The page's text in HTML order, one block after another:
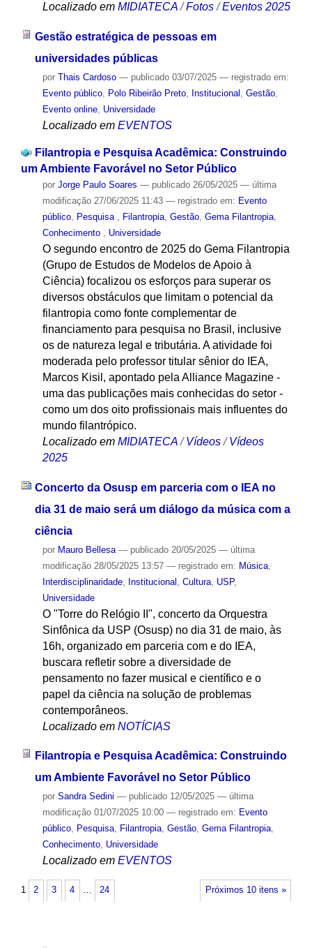
Localizado em MIDIATECA /Fotos /Eventos 2025
Gestão estratégica de pessoas em
universidades públicas
por Thais Cardoso — publicado03/07/2025 — registrado em:
Evento público, Polo Ribeirão Preto, Institucional , Gestão,
Evento online, Universidade
Localizado em EVENTOS
Filantropia e Pesquisa Acadêmica: Construindo
um Ambiente Favorável no Setor Público
por Jorge Paulo Soares — publicado26/05/2025 — última
modificação27/06/2025 11:43 — registrado em: Evento
público, Pesquisa Filantropia, Gestão, Gema Filantropia,
Conhecimento
Universidade
O segundo encontro de 2025 do Gema Filantropia
(Grupo de Estudos de Modelos de Apoio à
Ciência) focalizou os esforços para superar os
diversos obstáculos que limitam o potencial da
filantropia como fonte complementar de
financiamento para pesquisa no Brasil, inclusive
os de natureza legal e tributária. A atividade foi
moderada pelo professor titular sênior do IEA,
Marcos Kisil, apontado pela Alliance Magazine -
uma das publicações mais conhecidas do setor -
como um dos oito profissionais mais influentes do
mundo filantrópico.
Localizado em MIDIATECA /Vídeos /Vídeos
2025
Concerto da Osusp em parceria com o IEA no
dia 31 de maio será um diálogo da música com a
ciência
por Mauro Bellesa — publicado20/05/2025 — última
modificação28/05/2025 13:57 — registrado em: Música,
Interdisciplinaridade, Institucional Cultura, USP,
Universidade
O "Torre do Relógio II", concerto da Orquestra
Sinfônica da USP (Osusp) no dia 31 de maio, às
16h, organizado em parceria com e do IEA,
buscara refletir sobre a diversidade de
pensamento no fazer musical e científico e o
papel da ciência na solução de problemas
contemporâneos.
Localizado em NOTÍCIAS
Filantropia e Pesquisa Acadêmica: Construindo
um Ambiente Favorável no Setor Público
por Sandra Sedini — publicado12/05/2025 — última
modificação01/07/2025 10:00 — registrado em: Evento
público, Pesquisa, Filantropia, Gestão, Gema Filantropia,
Conhecimento, Universidade
Localizado em EVENTOS
Próximos 10 itens »
1 2 3 4 … 24